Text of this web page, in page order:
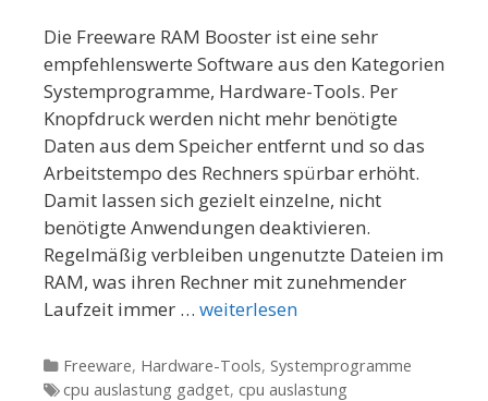
Die Freeware RAM Booster ist eine sehr
empfehlenswerte Software aus den Kategorien
Systemprogramme, Hardware-Tools. Per
Knopfdruck werden nicht mehr benötigte
Daten aus dem Speicher entfernt und so das
Arbeitstempo des Rechners spürbar erhöht.
Damit lassen sich gezielt einzelne, nicht
benötigte Anwendungen deaktivieren.
Regelmäßig verbleiben ungenutzte Dateien im
RAM, was ihren Rechner mit zunehmender
Laufzeit immer … weiterlesen
Kategorien
Freeware, Hardware-Tools, Systemprogramme
Tags
cpu auslastung gadget, cpu auslastung